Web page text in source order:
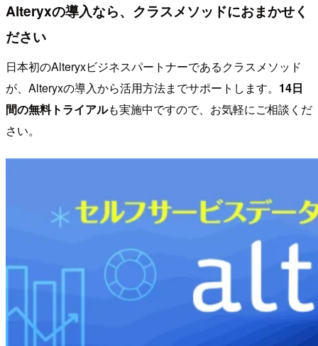
Alteryxの導入なら、クラスメソッドにおまかせく
ださい
日本初のAlteryxビジネスパートナーであるクラスメソッド
が、Alteryxの導入から活用方法までサポートします。 14日
間の無料トライアルも実施中ですので、お気軽にご相談くだ
さい。